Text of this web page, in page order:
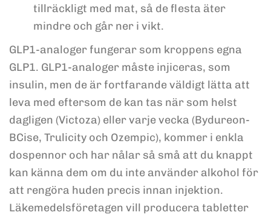
tillräckligt med mat, så de flesta äter
mindre och går ner i vikt.
GLP1-analoger fungerar som kroppens egna
GLP1. GLP1-analoger måste injiceras, som
insulin, men de är fortfarande väldigt lätta att
leva med eftersom de kan tas när som helst
dagligen (Victoza) eller varje vecka (Bydureon-
BCise, Trulicity och Ozempic), kommer i enkla
dospennor och har nålar så små att du knappt
kan känna dem om du inte använder alkohol för
att rengöra huden precis innan injektion.
Läkemedelsföretagen vill producera tabletter